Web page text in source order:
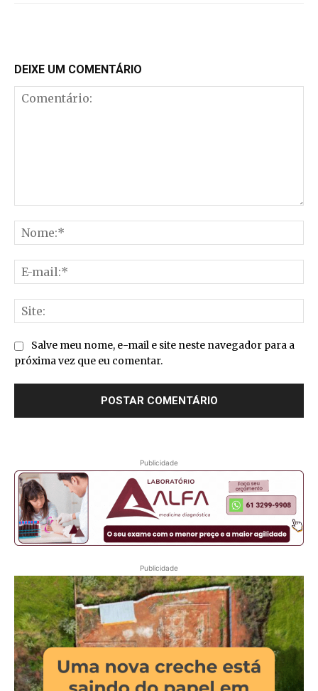
DEIXE UM COMENTÁRIO
Salve meu nome, e-mail e site neste navegador para a
próxima vez que eu comentar.
Publicidade
Publicidade